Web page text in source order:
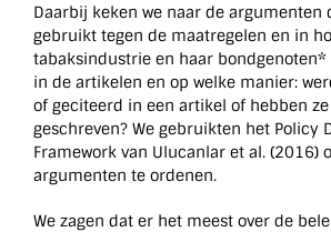
Daarbij keken we naar de argumenten
gebruikt tegen de maatregelen en in
tabaksindustrie en haar bondgenoten*
in de artikelen en op welke manier:
of geciteerd in een artikel of hebben
geschreven? We gebruikten het Policy
Framework van Ulucanlar et al. (2016)
argumenten te ordenen.
We zagen dat er het meest over de